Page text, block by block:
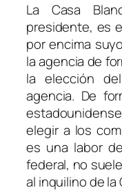
La Casa
presidente, es
por encima
la agencia de
la elección
agencia. De
elegir a los
es una labor
federal, no
al inquilino de la